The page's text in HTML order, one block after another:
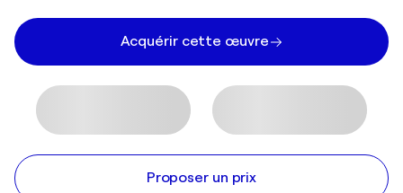
Acquérir cette œuvre
Proposer un prix